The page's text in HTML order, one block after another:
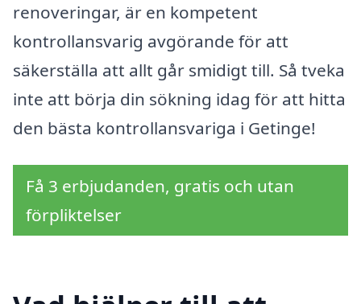
renoveringar, är en kompetent
kontrollansvarig avgörande för att
säkerställa att allt går smidigt till. Så tveka
inte att börja din sökning idag för att hitta
den bästa kontrollansvariga i Getinge!
Få 3 erbjudanden, gratis och utan
förpliktelser